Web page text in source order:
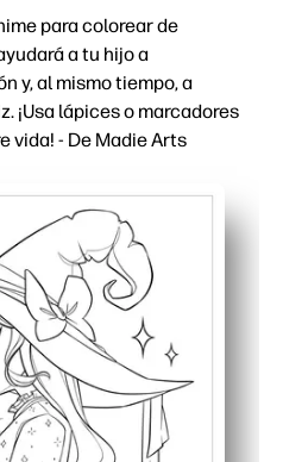
para colorear de
a tu hijo a
y, al mismo tiempo, a
¡Usa lápices o marcadores
vida! - De Madie Arts
y usar: puedes empezar en
con un simpático tema
el control de la
lápices de colores o